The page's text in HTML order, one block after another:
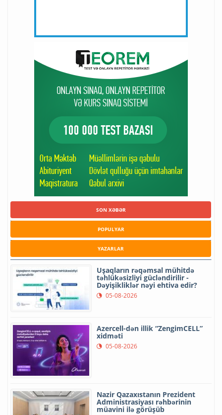
SON XƏBƏR
POPULYAR
YAZARLAR
Uşaqların rəqəmsal mühitdə
təhlükəsizliyi gücləndirilir -
Dəyişikliklər nəyi ehtiva edir?
05-08-2026
Azercell-dən illik “ZengimCELL”
xidməti
05-08-2026
Nazir Qazaxıstanın Prezident
Administrasiyası rəhbərinin
müavini ilə görüşüb